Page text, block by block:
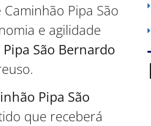
Pipa São
e agilidade
São Bernardo
Pipa São
que receberá